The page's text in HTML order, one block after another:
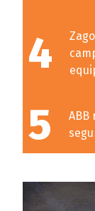
4
5
ABB